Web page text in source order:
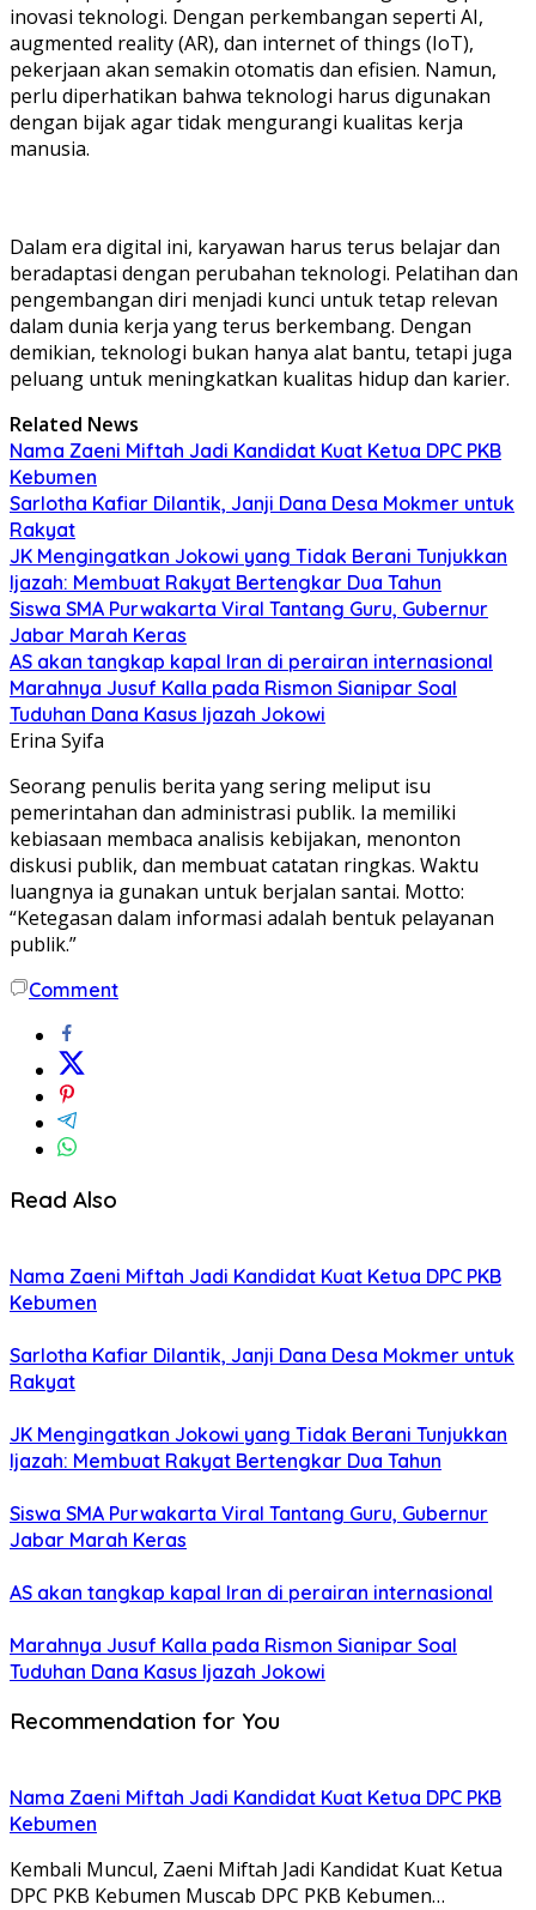
inovasi teknologi. Dengan perkembangan seperti AI,
augmented reality (AR), dan internet of things (IoT),
pekerjaan akan semakin otomatis dan efisien. Namun,
perlu diperhatikan bahwa teknologi harus digunakan
dengan bijak agar tidak mengurangi kualitas kerja
manusia.
Dalam era digital ini, karyawan harus terus belajar dan
beradaptasi dengan perubahan teknologi. Pelatihan dan
pengembangan diri menjadi kunci untuk tetap relevan
dalam dunia kerja yang terus berkembang. Dengan
demikian, teknologi bukan hanya alat bantu, tetapi juga
peluang untuk meningkatkan kualitas hidup dan karier.
Related News
Nama Zaeni Miftah Jadi Kandidat Kuat Ketua DPC PKB
Kebumen
Sarlotha Kafiar Dilantik, Janji Dana Desa Mokmer untuk
Rakyat
JK Mengingatkan Jokowi yang Tidak Berani Tunjukkan
Ijazah: Membuat Rakyat Bertengkar Dua Tahun
Siswa SMA Purwakarta Viral Tantang Guru, Gubernur
Jabar Marah Keras
AS akan tangkap kapal Iran di perairan internasional
Marahnya Jusuf Kalla pada Rismon Sianipar Soal
Tuduhan Dana Kasus Ijazah Jokowi
Erina Syifa
Seorang penulis berita yang sering meliput isu
pemerintahan dan administrasi publik. Ia memiliki
kebiasaan membaca analisis kebijakan, menonton
diskusi publik, dan membuat catatan ringkas. Waktu
luangnya ia gunakan untuk berjalan santai. Motto:
“Ketegasan dalam informasi adalah bentuk pelayanan
publik.”
Comment
Read Also
Nama Zaeni Miftah Jadi Kandidat Kuat Ketua DPC PKB
Kebumen
Sarlotha Kafiar Dilantik, Janji Dana Desa Mokmer untuk
Rakyat
JK Mengingatkan Jokowi yang Tidak Berani Tunjukkan
Ijazah: Membuat Rakyat Bertengkar Dua Tahun
Siswa SMA Purwakarta Viral Tantang Guru, Gubernur
Jabar Marah Keras
AS akan tangkap kapal Iran di perairan internasional
Marahnya Jusuf Kalla pada Rismon Sianipar Soal
Tuduhan Dana Kasus Ijazah Jokowi
Recommendation for You
Nama Zaeni Miftah Jadi Kandidat Kuat Ketua DPC PKB
Kebumen
Kembali Muncul, Zaeni Miftah Jadi Kandidat Kuat Ketua
DPC PKB Kebumen Muscab DPC PKB Kebumen…